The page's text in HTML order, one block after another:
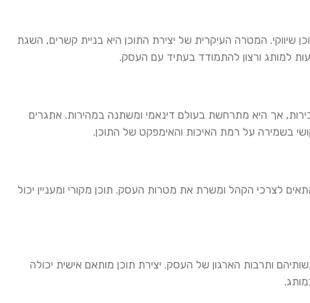
שיווקי. המטרה העיקרית של יצירת התוכן היא בניית קשרים, השגת
למותג ורצון להתמודד בעתיד עם העסק.
אך היא מתרחשת בעולם דינאמי ומשתנה במהירות. אתגרים
בשמירה על רמת האיכות והאימפקט של התוכן.
לצרכי הקהל ומשרת את מטרות העסק. תוכן מקורי ומעניין יכול
ותרבות הארגון של העסק. יצירת תוכן מותאם אישית יכולה